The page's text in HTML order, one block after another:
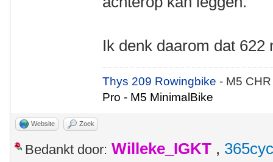
Ik denk daarom dat 622
Thys 209 Rowingbike- M5
Pro - M5 MinimalBike
Website Zoek
Bedankt door: Willeke_IGKT ,